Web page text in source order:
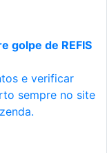
golpe de REFIS
e verificar
sempre no site